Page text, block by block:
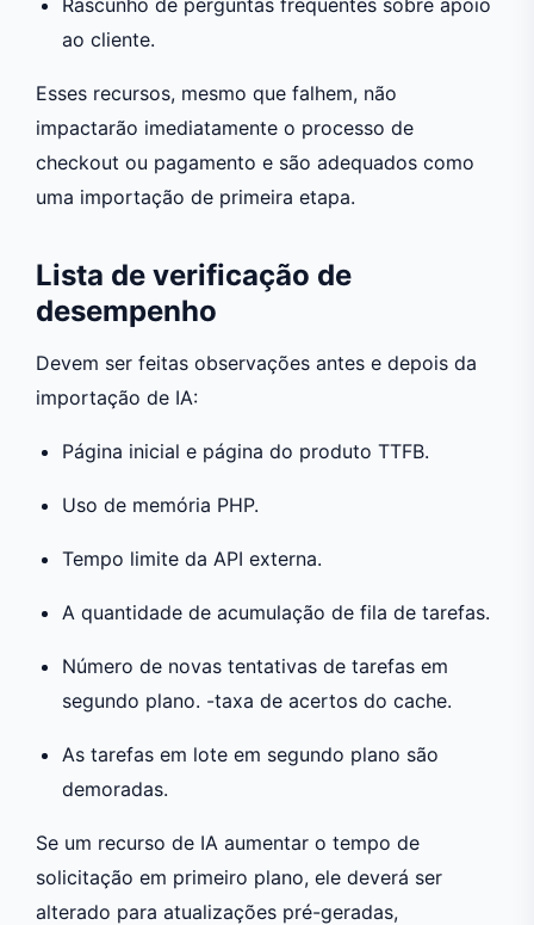
ao cliente.
Esses recursos, mesmo que falhem, não
impactarão imediatamente o processo de
checkout ou pagamento e são adequados como
uma importação de primeira etapa.
Lista de verificação de
desempenho
Devem ser feitas observações antes e depois da
importação de IA:
Página inicial e página do produto TTFB.
Uso de memória PHP.
Tempo limite da API externa.
A quantidade de acumulação de fila de tarefas.
Número de novas tentativas de tarefas em
segundo plano. -taxa de acertos do cache.
As tarefas em lote em segundo plano são
demoradas.
Se um recurso de IA aumentar o tempo de
solicitação em primeiro plano, ele deverá ser
alterado para atualizações pré-geradas,